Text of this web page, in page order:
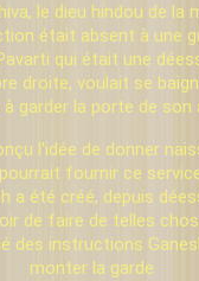
le dieu hindou de la
était absent à une
qui était une
droite, voulait se
à garder la porte de son
l'idée de donner
fournir ce
a été créé, depuis
de faire de telles
des instructions
monter la garde